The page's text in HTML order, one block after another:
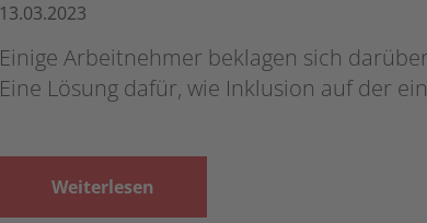
13.03.2023
Einige Arbeitnehmer beklagen sich
Eine Lösung dafür, wie Inklusion auf der
Weiterlesen